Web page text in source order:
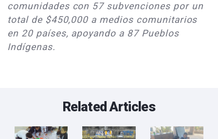
comunidades con 57 subvenciones por un
total de $450,000 a medios comunitarios
en 20 países, apoyando a 87 Pueblos
Indígenas.
Related Articles